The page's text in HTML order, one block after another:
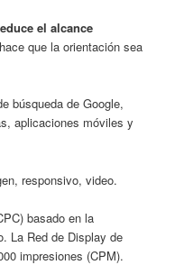
el alcance
que la orientación sea
búsqueda de Google,
aplicaciones móviles y
responsivo, video.
basado en la
La Red de Display de
impresiones (CPM).